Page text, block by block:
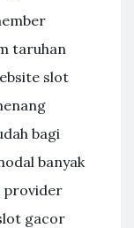
taruhan
slot
bagi
banyak
provider
gacor